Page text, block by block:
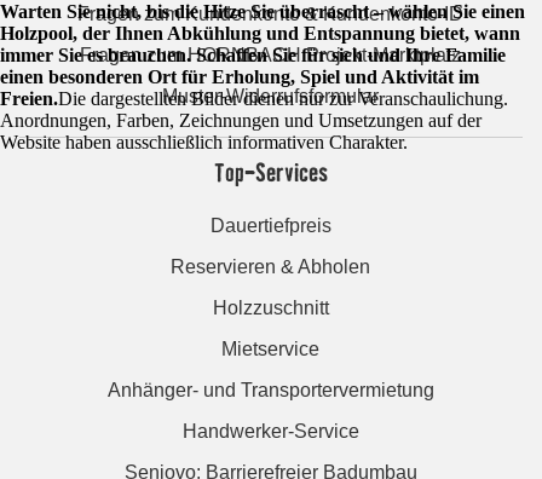
Warten Sie nicht, bis die Hitze Sie überrascht – wählen Sie einen
Holzpool, der Ihnen Abkühlung und Entspannung bietet, wann
immer Sie es brauchen. Schaffen Sie für sich und Ihre Familie
einen besonderen Ort für Erholung, Spiel und Aktivität im
Freien.Die dargestellten Bilder dienen nur zur Veranschaulichung.
Anordnungen, Farben, Zeichnungen und Umsetzungen auf der
Website haben ausschließlich informativen Charakter.
Fragen zum Kundenkonto & Kundenkonto-ID
Fragen zum HORNBACH Projekt-Marktplatz
Muster-Widerrufsformular
Top-Services
Dauertiefpreis
Reservieren & Abholen
Holzzuschnitt
Mietservice
Anhänger- und Transportervermietung
Handwerker-Service
Seniovo: Barrierefreier Badumbau